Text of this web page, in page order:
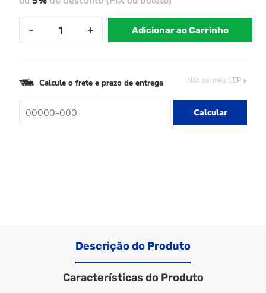
Adicionar ao Carrinho
Calcule o frete e prazo de entrega Não sei meu CEP
Calcular
Descrição do Produto
Características do Produto